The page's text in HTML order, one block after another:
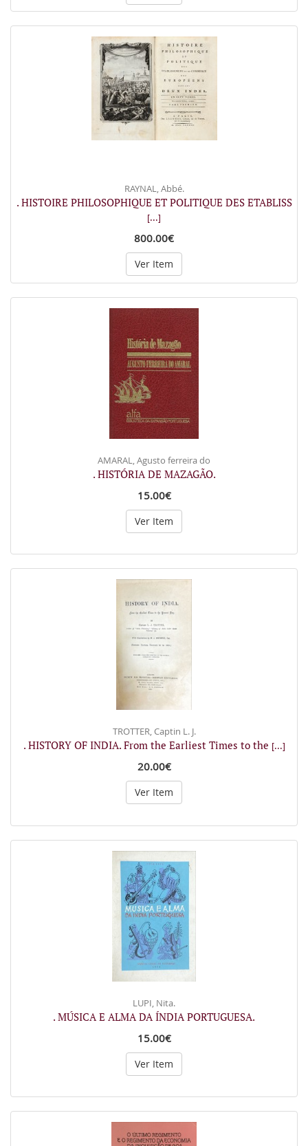
RAYNAL, Abbé.
. HISTOIRE PHILOSOPHIQUE ET POLITIQUE DES ETABLISS
[...]
800.00€
Ver Item
AMARAL, Agusto ferreira do
. HISTÓRIA DE MAZAGÃO.
15.00€
Ver Item
TROTTER, Captin L. J.
. HISTORY OF INDIA. From the Earliest Times to the [...]
20.00€
Ver Item
LUPI, Nita.
. MÚSICA E ALMA DA ÍNDIA PORTUGUESA.
15.00€
Ver Item